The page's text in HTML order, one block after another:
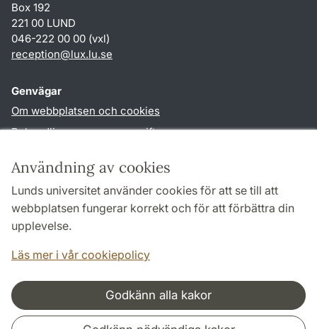
Användning av cookies
Lunds universitet använder cookies för att se till att
webbplatsen fungerar korrekt och för att förbättra din
upplevelse.
Läs mer i vår cookiepolicy
Godkänn alla kakor
Box 192
221 00 LUND
046-222 00 00 (vxl)
reception@lux.lu.se
Genvägar
Om webbplatsen och cookies
Behandling av personuppgifter
TYPO3-login
Följ oss i sociala medier
Samarbeten och nätverk